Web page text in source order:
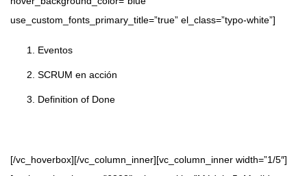
use_custom_fonts_primary_title=”true” el_class=”typo-white”]
Eventos
SCRUM en acción
Definition of Done
[/vc_hoverbox][/vc_column_inner][vc_column_inner width=”1/5″]